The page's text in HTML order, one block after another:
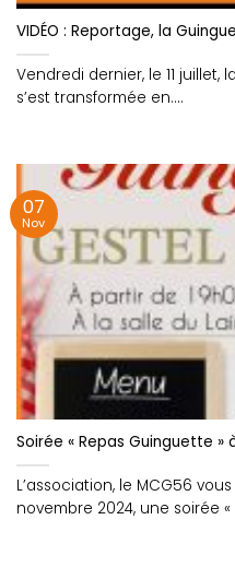
VIDÉO : Reportage, la
Vendredi dernier, le 11 juillet,
s’est transformée en....
Soirée « Repas Guinguette »
L’association, le MCG56
novembre 2024, une soirée
07
Nov